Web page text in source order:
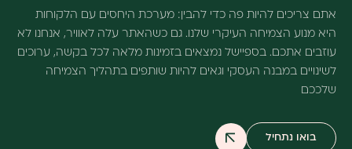
אתם צריכים להיות פה כדי להבין: מערכת היחסים עם הלקוחות
היא מנוע הצמיחה העיקרי שלנו. גם כשהאתר עלה לאוויר, אנחנו לא
עוזבים אתכם. בספיישל נמצאים בזמינות מלאה לכל בקשה, ערוכים
לשינויים במבנה העסקי וגאים להיות שותפים בתהליך הצמיחה
שלככם
בואו נתחיל קראו עוד על אנחנו לא הולכים לשום מקום –